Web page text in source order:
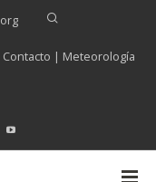
org
Contacto | Meteorología